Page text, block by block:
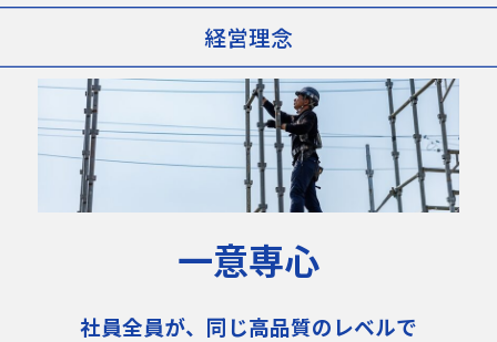
経営理念
一意専心
社員全員が、同じ高品質のレベルで